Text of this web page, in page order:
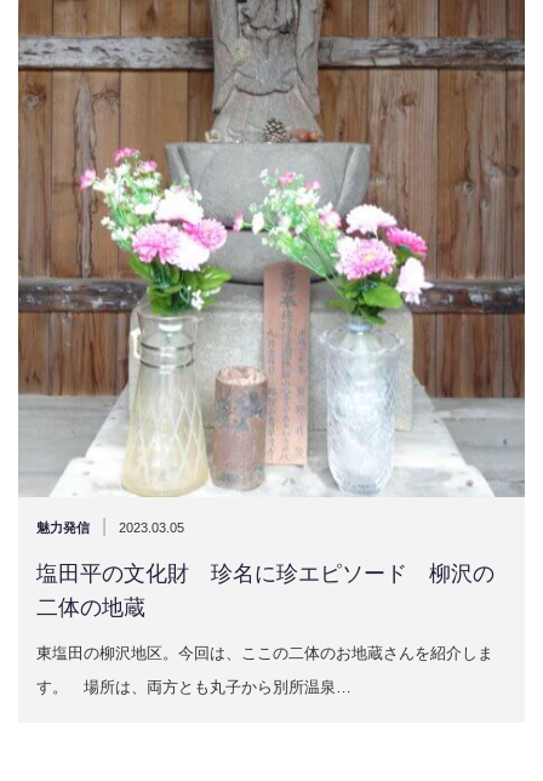
魅力発信 2023.03.05
塩田平の文化財 珍名に珍エピソード 柳沢の
二体の地蔵
東塩田の柳沢地区。今回は、ここの二体のお地蔵さんを紹介しま
す。 場所は、両方とも丸子から別所温泉…